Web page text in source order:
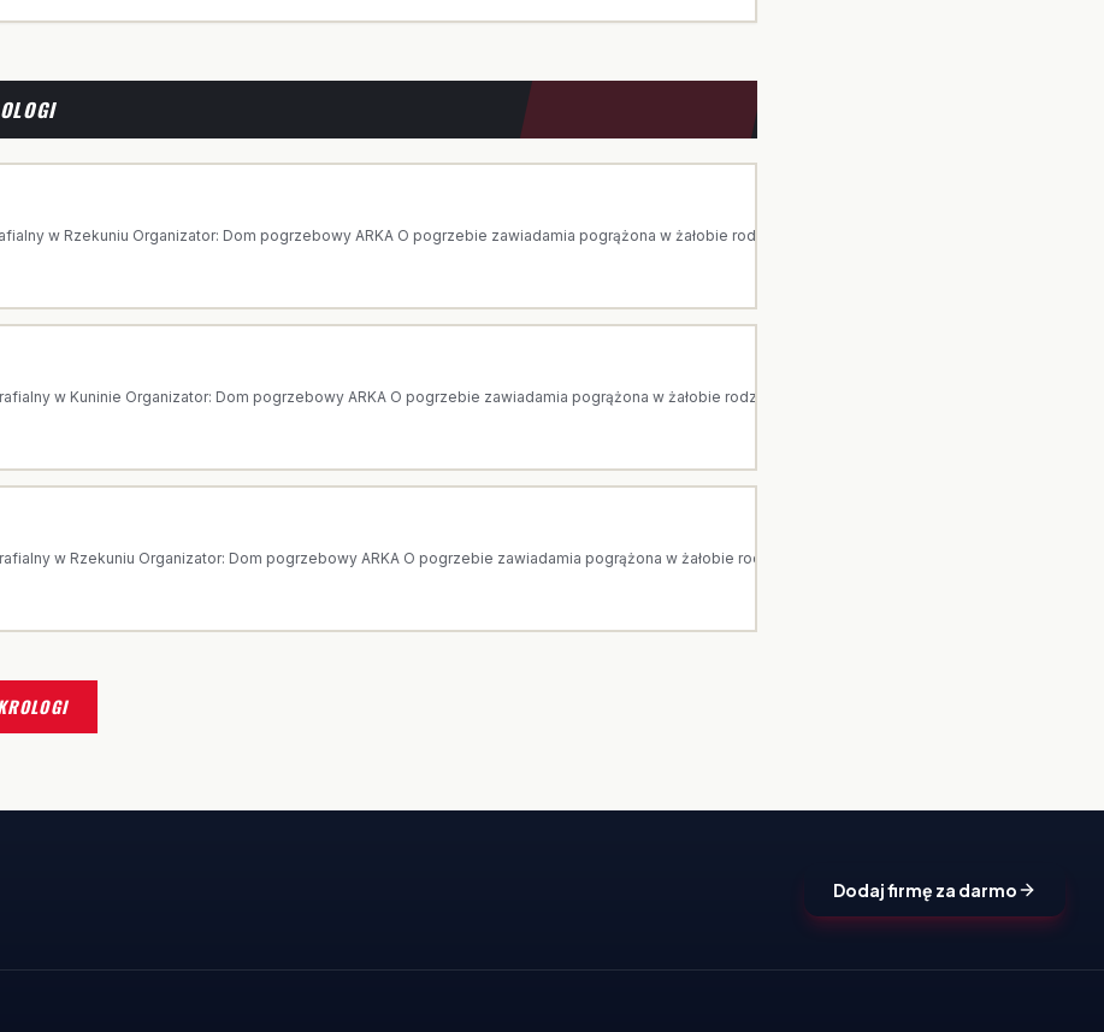
w Rzekuniu Organizator: Dom pogrzebowy ARKA O pogrzebie zawiadamia pogrążona w żałobie rodzina. Arka to dom pogrzebowy z Ostrołęki.
w Kuninie Organizator: Dom pogrzebowy ARKA O pogrzebie zawiadamia pogrążona w żałobie rodzina. Arka to dom pogrzebowy z Ostrołęki.
w Rzekuniu Organizator: Dom pogrzebowy ARKA O pogrzebie zawiadamia pogrążona w żałobie rodzina. Arka to dom pogrzebowy z Ostrołęki.
Dodaj firmę za darmo